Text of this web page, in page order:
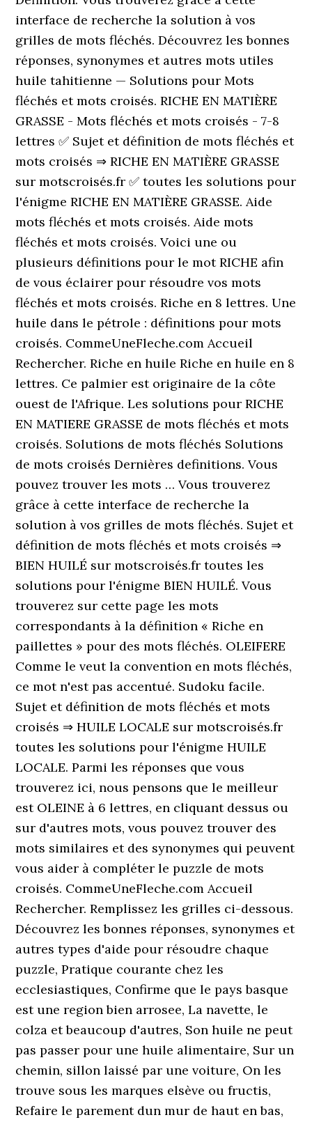
interface de recherche la solution à vos
grilles de mots fléchés. Découvrez les bonnes
réponses, synonymes et autres mots utiles
huile tahitienne — Solutions pour Mots
fléchés et mots croisés. RICHE EN MATIÈRE
GRASSE - Mots fléchés et mots croisés - 7-8
lettres ✅ Sujet et définition de mots fléchés et
mots croisés ⇒ RICHE EN MATIÈRE GRASSE
sur motscroisés.fr ✅ toutes les solutions pour
l'énigme RICHE EN MATIÈRE GRASSE. Aide
mots fléchés et mots croisés. Aide mots
fléchés et mots croisés. Voici une ou
plusieurs définitions pour le mot RICHE afin
de vous éclairer pour résoudre vos mots
fléchés et mots croisés. Riche en 8 lettres. Une
huile dans le pétrole : définitions pour mots
croisés. CommeUneFleche.com Accueil
Rechercher. Riche en huile Riche en huile en 8
lettres. Ce palmier est originaire de la côte
ouest de l'Afrique. Les solutions pour RICHE
EN MATIERE GRASSE de mots fléchés et mots
croisés. Solutions de mots fléchés Solutions
de mots croisés Dernières definitions. Vous
pouvez trouver les mots … Vous trouverez
grâce à cette interface de recherche la
solution à vos grilles de mots fléchés. Sujet et
définition de mots fléchés et mots croisés ⇒
BIEN HUILÉ sur motscroisés.fr toutes les
solutions pour l'énigme BIEN HUILÉ. Vous
trouverez sur cette page les mots
correspondants à la définition « Riche en
paillettes » pour des mots fléchés. OLEIFERE
Comme le veut la convention en mots fléchés,
ce mot n'est pas accentué. Sudoku facile.
Sujet et définition de mots fléchés et mots
croisés ⇒ HUILE LOCALE sur motscroisés.fr
toutes les solutions pour l'énigme HUILE
LOCALE. Parmi les réponses que vous
trouverez ici, nous pensons que le meilleur
est OLEINE à 6 lettres, en cliquant dessus ou
sur d'autres mots, vous pouvez trouver des
mots similaires et des synonymes qui peuvent
vous aider à compléter le puzzle de mots
croisés. CommeUneFleche.com Accueil
Rechercher. Remplissez les grilles ci-dessous.
Découvrez les bonnes réponses, synonymes et
autres types d'aide pour résoudre chaque
puzzle, Pratique courante chez les
ecclesiastiques, Confirme que le pays basque
est une region bien arrosee, La navette, le
colza et beaucoup d'autres, Son huile ne peut
pas passer pour une huile alimentaire, Sur un
chemin, sillon laissé par une voiture, On les
trouve sous les marques elsève ou fructis,
Refaire le parement dun mur de haut en bas,